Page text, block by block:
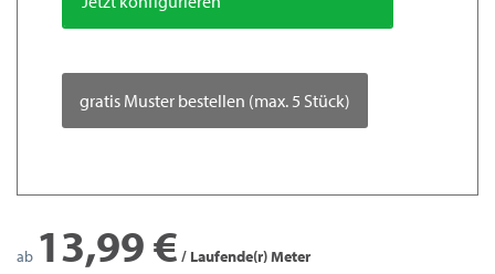
gratis Muster bestellen (max. 5 Stück)
ab 13,99 € / Laufende(r) Meter